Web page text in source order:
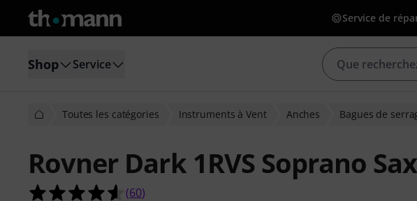
Service de
Shop Service
Toutes les catégories Instruments à Vent Anches Bagues de
Rovner Dark 1RVS Soprano
4.6 étoiles sur 5 d'après 60 évaluations clients
(60)